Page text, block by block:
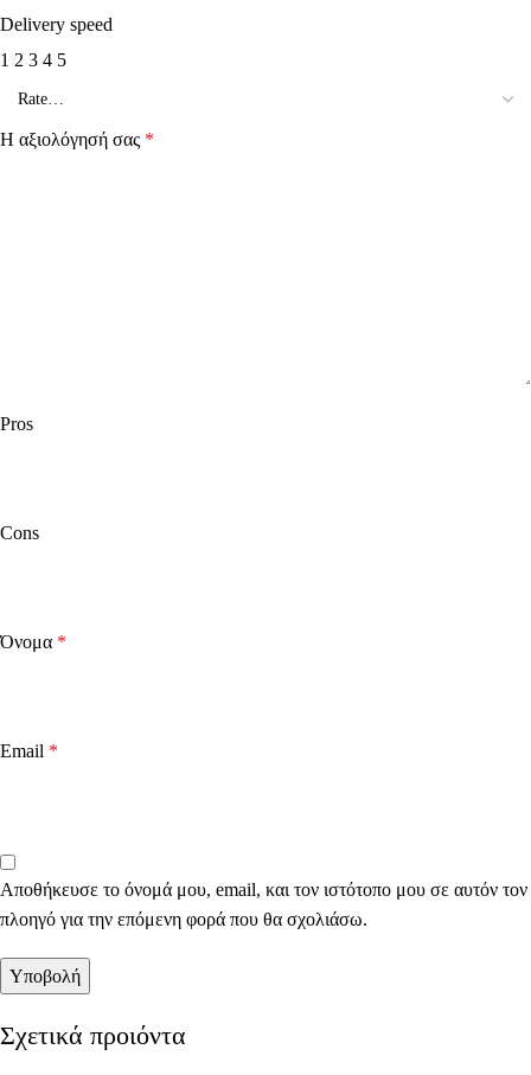
Delivery speed
1 2 3 4 5
Η αξιολόγησή σας *
Pros
Cons
Όνομα *
Email *
Αποθήκευσε το όνομά μου, email, και τον ιστότοπο μου σε αυτόν τον
πλοηγό για την επόμενη φορά που θα σχολιάσω.
Σχετικά προιόντα